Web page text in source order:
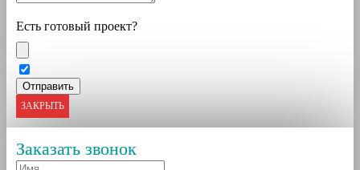
Есть готовый проект?
ЗАКРЫТЬ
Заказать звонок